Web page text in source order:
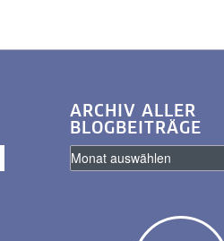
ARCHIV ALLER
BLOGBEITRÄGE